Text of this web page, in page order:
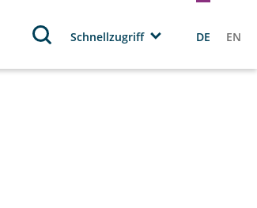
Schnellzugriff DE EN